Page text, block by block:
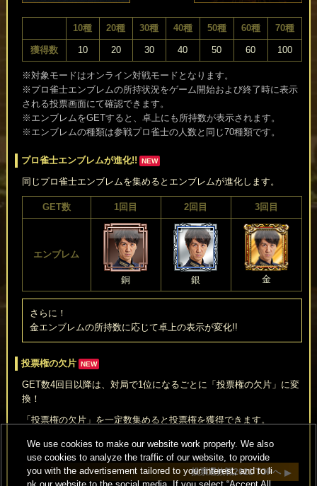
10種 20種 30種 40種 50種 60種 70種
獲得数 10 20 30 40 50 60 100
※対象モードはオンライン対戦モードとなります。
※プロ雀士エンブレムの所持状況をゲーム開始および終了時に表示
される投票画面にて確認できます。
※エンブレムをGETすると、卓上にも所持数が表示されます。
※エンブレムの種類は参戦プロ雀士の人数と同じ70種類です。
プロ雀士エンブレムが進化!! NEW
同じプロ雀士エンブレムを集めるとエンブレムが進化します。
GET数 1回目 2回目 3回目
エンブレム
銅 銀 金
さらに！
金エンブレムの所持数に応じて卓上の表示が変化!!
投票権の欠片 NEW
GET数4回目以降は、対局で1位になるごとに「投票権の欠片」に変
換！
「投票権の欠片」を一定数集めると投票権を獲得できます。
投票選抜戦2021 TOPへ
We use cookies to make our website work properly. We also
use cookies to analyze the traffic of our website, to provide
you with the advertisement tailored to your interest, and to li